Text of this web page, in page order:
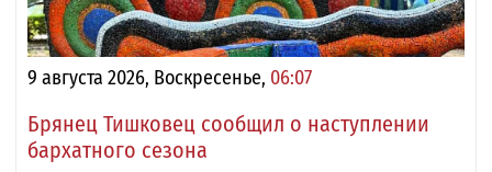
9 августа 2026, Воскресенье, 06:07
Брянец Тишковец сообщил о наступлении
бархатного сезона